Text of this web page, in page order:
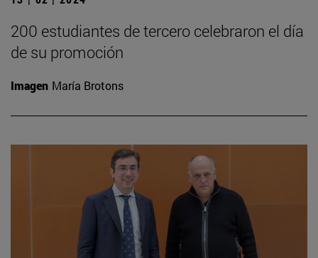
200 estudiantes de tercero celebraron el día
de su promoción
Imagen María Brotons